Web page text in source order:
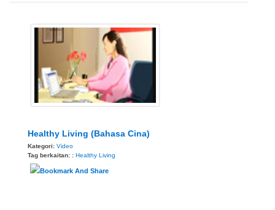
Healthy Living (Bahasa Cina)
Kategori: Video
Tag berkaitan: : Healthy Living